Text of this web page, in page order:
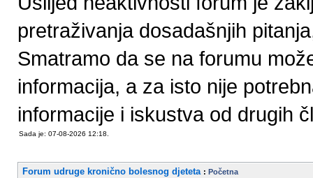
pretraživanja dosadašnjih
Smatramo da se na forumu
informacija, a za isto nije
informacije i iskustva od drugih
Sada je: 07-08-2026 12:18.
Forum udruge kronično bolesnog djeteta : Početna